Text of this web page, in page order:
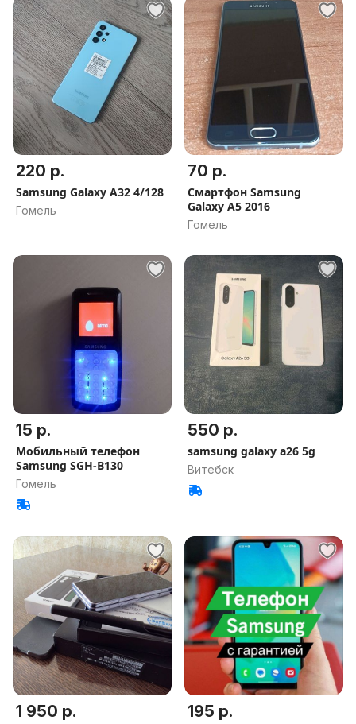
220 р.
Samsung Galaxy A32 4/128
Гомель
70 р.
Смартфон Samsung
Galaxy A5 2016
Гомель
15 р.
Мобильный телефон
Samsung SGH-B130
Гомель
550 р.
samsung galaxy a26 5g
Витебск
1 950 р. 195 р.